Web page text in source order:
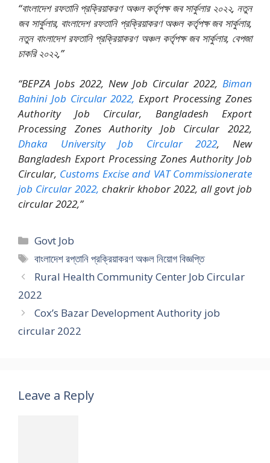
“বাংলাদেশ রফতানি প্রক্রিয়াকরণ অঞ্চল কর্তৃপক্ষ জব সার্কুলার ২০২২, নতুন
জব সার্কুলার, বাংলাদেশ রফতানি প্রক্রিয়াকরণ অঞ্চল কর্তৃপক্ষ জব সার্কুলার,
নতুন বাংলাদেশ রফতানি প্রক্রিয়াকরণ অঞ্চল কর্তৃপক্ষ জব সার্কুলার, বেপজা
চাকরি ২০২২,”
“BEPZA Jobs 2022, New Job Circular 2022, Biman
Bahini Job Circular 2022, Export Processing Zones
Authority Job Circular, Bangladesh Export
Processing Zones Authority Job Circular 2022,
Dhaka University Job Circular 2022, New
Bangladesh Export Processing Zones Authority Job
Circular, Customs Excise and VAT Commissionerate
job Circular 2022, chakrir khobor 2022, all govt job
circular 2022,”
Categories
Govt Job
Tags
বাংলাদেশ রপ্তানি প্রক্রিয়াকরণ অঞ্চল নিয়োগ বিজ্ঞপ্তি
Rural Health Community Center Job Circular
2022
Cox’s Bazar Development Authority job
circular 2022
Leave a Reply